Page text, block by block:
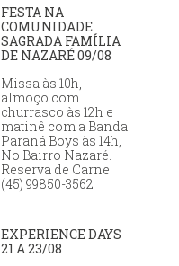
FESTA NA
COMUNIDADE
SAGRADA FAMÍLIA
DE NAZARÉ 09/08
Missa às 10h,
almoço com
churrasco às 12h e
matinê com a Banda
Paraná Boys às 14h,
No Bairro Nazaré.
Reserva de Carne
(45) 99850-3562
EXPERIENCE DAYS
21 A 23/08